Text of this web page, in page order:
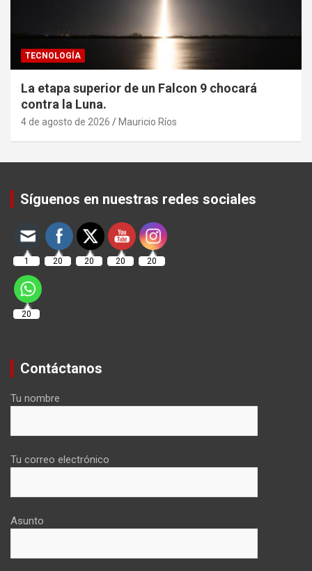
TECNOLOGÍA
La etapa superior de un Falcon 9 chocará
contra la Luna.
4 de agosto de 2026 Mauricio Ríos
Síguenos en nuestras redes sociales
1 20 20 20 20
20
Contáctanos
Tu nombre
Tu correo electrónico
Asunto